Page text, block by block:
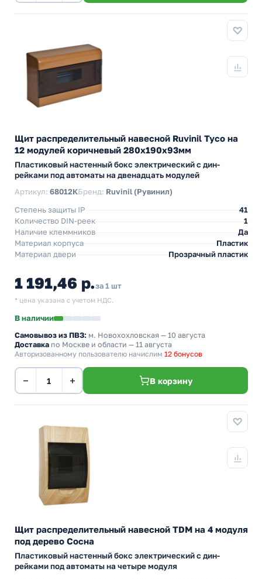
Щит распределительный навесной Ruvinil Tyco на
12 модулей коричневый 280х190х93мм
Пластиковый настенный бокс электрический с дин-
рейками под автоматы на двенадцать модулей
Артикул: 68012КБренд: Ruvinil (Рувинил)
Степень защиты IP
41
Количество DIN-реек
1
Наличие клеммников
Да
Материал корпуса
Пластик
Материал двери
Прозрачный пластик
1 191,46 р.за 1 шт
* цена указана с учетом НДС.
В наличии
Самовывоз из ПВЗ: м. Новохохловская — 10 августа
Доставка по Москве и области — 11 августа
Авторизованному пользователю начислим 12 бонусов
− + В корзину
Щит распределительный навесной TDM на 4 модуля
под дерево Сосна
Пластиковый настенный бокс электрический с дин-
рейками под автоматы на четыре модуля